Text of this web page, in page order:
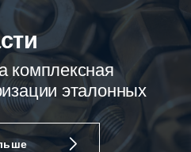
комплексная
эталонных